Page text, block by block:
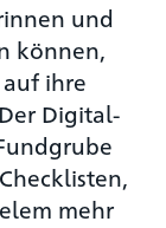
und
können,
ihre
Digital-
mehr